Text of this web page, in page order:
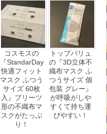
コスモスの
『StandarDay
快適フィット
マスク ふつう
サイズ 60枚
入』プリーツ
形の不織布マ
スクがたっぷ
り！
トップバリュ
の『3D立体不
織布マスク ふ
つうサイズ 個
包装 グレー』
が呼吸がしや
すくて持ち運
びやすい！